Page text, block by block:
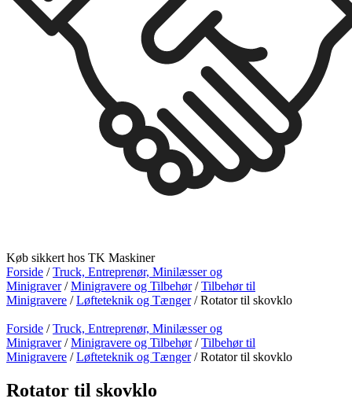
Køb sikkert hos TK Maskiner
Forside /Truck, Entreprenør, Minilæsser og
Minigraver/Minigravere og Tilbehør/Tilbehør til
Minigravere /Løfteteknik og Tænger/ Rotator til skovklo
Forside /Truck, Entreprenør, Minilæsser og
Minigraver/Minigravere og Tilbehør/Tilbehør til
Minigravere /Løfteteknik og Tænger/ Rotator til skovklo
Rotator til skovklo